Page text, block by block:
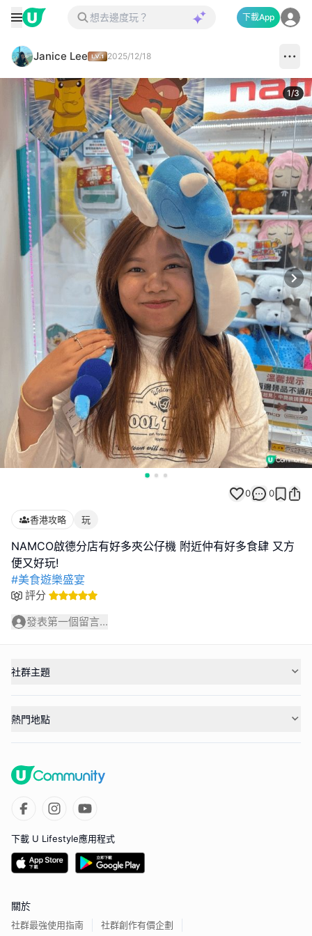
下載App
Janice Lee 2025/12/18
1/3
0 0
香港攻略 玩
NAMCO啟德分店有好多夾公仔機 附近仲有好多食肆 又方
#美食遊樂盛宴
評分
發表第一個留言...
社群主題
熱門地點
下載 U Lifestyle應用程式
關於
社群最強使用指南 社群創作有價企劃